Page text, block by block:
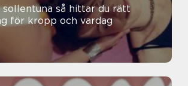
så hittar du rätt
för kropp och vardag